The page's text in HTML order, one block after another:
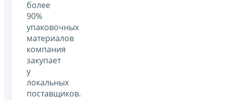
более
90%
упаковочных
материалов
компания
закупает
у
локальных
поставщиков.